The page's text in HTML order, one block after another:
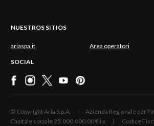
NUESTROS SITIOS
ariaspa.it Area operatori
SOCIAL
© Copyright Aria S.p.A. - Azienda Regionale per
Capitale sociale 25.000.000,00 € i.v. | Codice